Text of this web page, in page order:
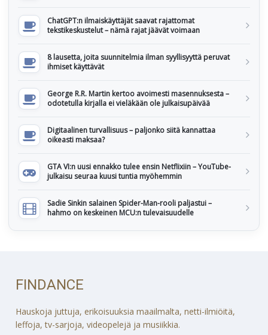
ChatGPT:n ilmaiskäyttäjät saavat rajattomat
tekstikeskustelut – nämä rajat jäävät voimaan
8 lausetta, joita suunnitelmia ilman syyllisyyttä peruvat
ihmiset käyttävät
George R.R. Martin kertoo avoimesti masennuksesta –
odotetulla kirjalla ei vieläkään ole julkaisupäivää
Digitaalinen turvallisuus – paljonko siitä kannattaa
oikeasti maksaa?
GTA VI:n uusi ennakko tulee ensin Netflixiin – YouTube-
julkaisu seuraa kuusi tuntia myöhemmin
Sadie Sinkin salainen Spider-Man-rooli paljastui –
hahmo on keskeinen MCU:n tulevaisuudelle
FINDANCE
Hauskoja juttuja, erikoisuuksia maailmalta, netti-ilmiöitä,
leffoja, tv-sarjoja, videopelejä ja musiikkia.